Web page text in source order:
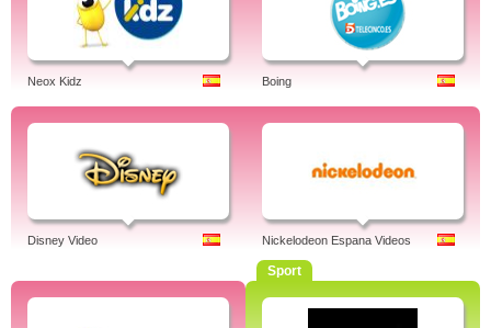
Neox Kidz Boing
Disney Video Nickelodeon Espana Videos
Sport